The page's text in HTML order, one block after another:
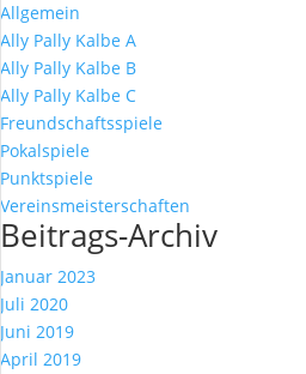
Allgemein
Ally Pally Kalbe A
Ally Pally Kalbe B
Ally Pally Kalbe C
Freundschaftsspiele
Pokalspiele
Punktspiele
Vereinsmeisterschaften
Beitrags-Archiv
Januar 2023
Juli 2020
Juni 2019
April 2019